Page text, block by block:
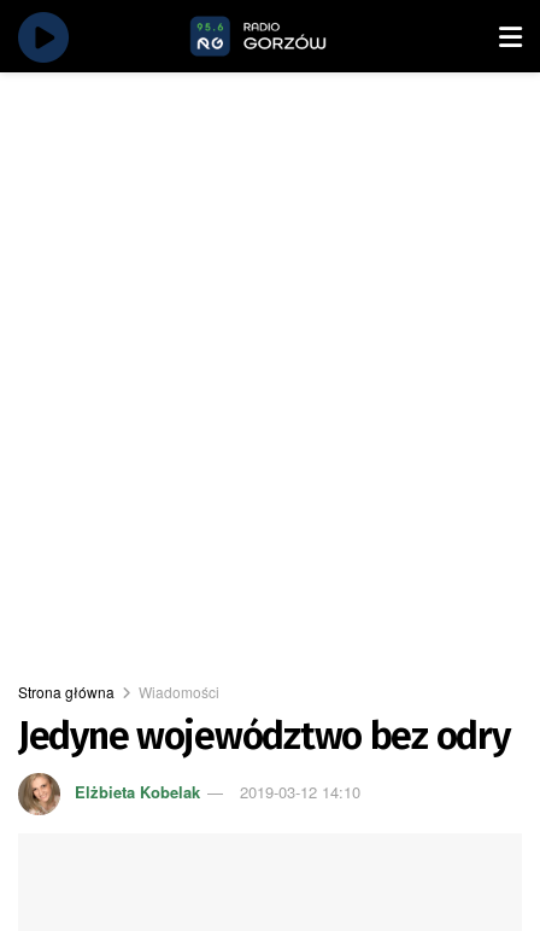
Strona główna Wiadomości
Jedyne województwo bez odry
Elżbieta Kobelak 2019-03-12 14:10